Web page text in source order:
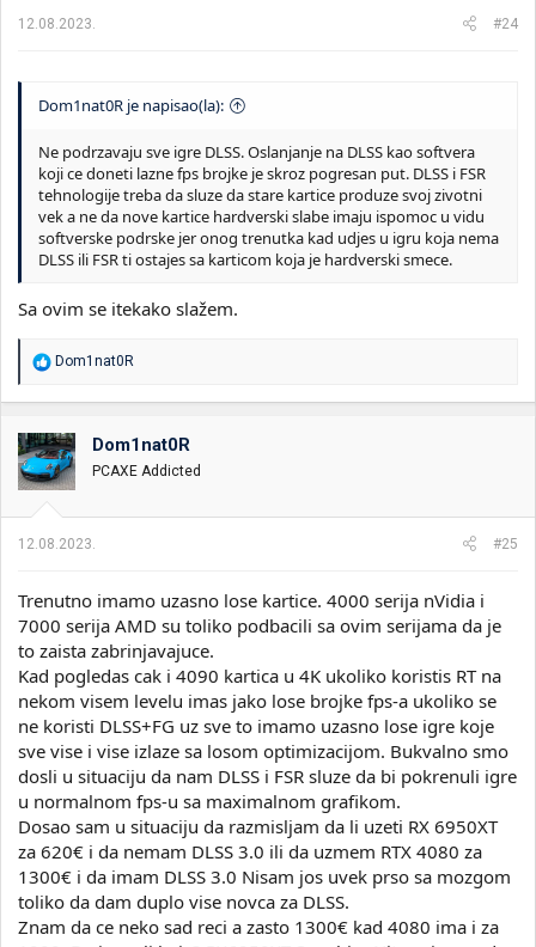
:
12.08.2023. #24
Dom1nat0R je napisao(la):
Ne podrzavaju sve igre DLSS. Oslanjanje na DLSS kao softvera
koji ce doneti lazne fps brojke je skroz pogresan put. DLSS i FSR
tehnologije treba da sluze da stare kartice produze svoj zivotni
vek a ne da nove kartice hardverski slabe imaju ispomoc u vidu
softverske podrske jer onog trenutka kad udjes u igru koja nema
DLSS ili FSR ti ostajes sa karticom koja je hardverski smece.
Sa ovim se itekako slažem.
R
a
o
v
a
n
:
Dom1nat0R
Dom1nat0R
PCAXE Addicted
12.08.2023. #25
Trenutno imamo uzasno lose kartice. 4000 serija nVidia i
7000 serija AMD su toliko podbacili sa ovim serijama da je
to zaista zabrinjavajuce.
Kad pogledas cak i 4090 kartica u 4K ukoliko koristis RT na
nekom visem levelu imas jako lose brojke fps-a ukoliko se
ne koristi DLSS+FG uz sve to imamo uzasno lose igre koje
sve vise i vise izlaze sa losom optimizacijom. Bukvalno smo
dosli u situaciju da nam DLSS i FSR sluze da bi pokrenuli igre
u normalnom fps-u sa maximalnom grafikom.
Dosao sam u situaciju da razmisljam da li uzeti RX 6950XT
za 620€ i da nemam DLSS 3.0 ili da uzmem RTX 4080 za
1300€ i da imam DLSS 3.0 Nisam jos uvek prso sa mozgom
toliko da dam duplo vise novca za DLSS.
Znam da ce neko sad reci a zasto 1300€ kad 4080 ima i za